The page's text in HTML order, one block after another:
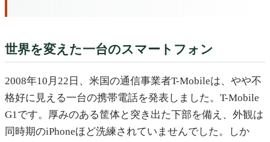
世界を変えた一台のスマートフォン
2008年10月22日、米国の通信事業者T-Mobileは、やや不
格好に見える一台の携帯電話を発表しました。T-Mobile
G1です。厚みのある筐体と突き出た下部を備え、外観は
同時期のiPhoneほど洗練されていませんでした。しか